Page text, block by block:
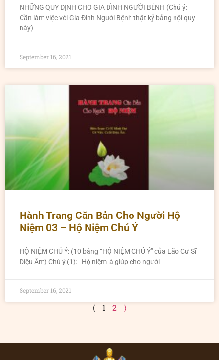
NHỮNG QUY ĐỊNH CHO GIA ĐÌNH NGƯỜI BỆNH (Chú ý:
Cần làm việc với Gia Đình Người Bệnh thật kỹ bảng nội quy
này)
September 16, 2021
Hành Trang Căn Bản Cho Người Hộ
Niệm 03 – Hộ Niệm Chú Ý
HỘ NIỆM CHÚ Ý: (10 bảng “HỘ NIỆM CHÚ Ý” của Lão Cư Sĩ
Diệu Âm) Chú ý (1): Hộ niệm là giúp cho người
September 16, 2021
⟨ 1 2 ⟩